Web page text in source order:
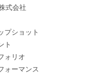
式会社
プショット
ト
ォリオ
ォーマンス